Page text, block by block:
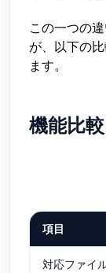
この一つの
が、以下の
ます。
機能比較
項目
対応ファイ